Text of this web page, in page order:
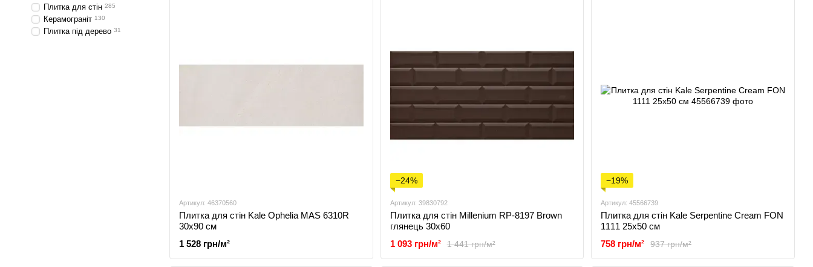
Артикул: 46370560
Плитка для стін Kale Ophelia MAS 6310R
30x90 см
1 528 грн/м²
−24%
Артикул: 39830792
Плитка для стін Millenium RP-8197 Brown
глянець 30x60
1 441 грн/м²
1 093 грн/м²
−19%
Артикул: 45566739
Плитка для стін Kale Serpentine Cream FON
1111 25x50 см
937 грн/м²
758 грн/м²
Плитка для стін 285
Керамограніт 130
Плитка під дерево 31